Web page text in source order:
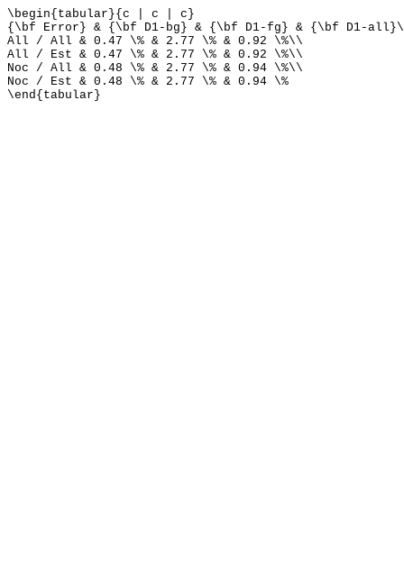
\begin{tabular}{c | c | c}
{\bf Error} & {\bf D1-bg} & {\bf D1-fg} & {\bf D1-
All / All & 0.47 \% & 2.77 \% & 0.92 \%\\
All / Est & 0.47 \% & 2.77 \% & 0.92 \%\\
Noc / All & 0.48 \% & 2.77 \% & 0.94 \%\\
Noc / Est & 0.48 \% & 2.77 \% & 0.94 \%
\end{tabular}